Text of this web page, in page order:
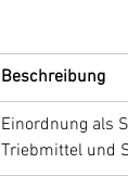
Beschreibung
Einordnung als
Triebmittel und